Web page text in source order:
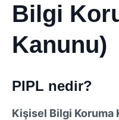
Bilgi
Kanunu)
PIPL nedir?
Kişisel Bilgi Koruma